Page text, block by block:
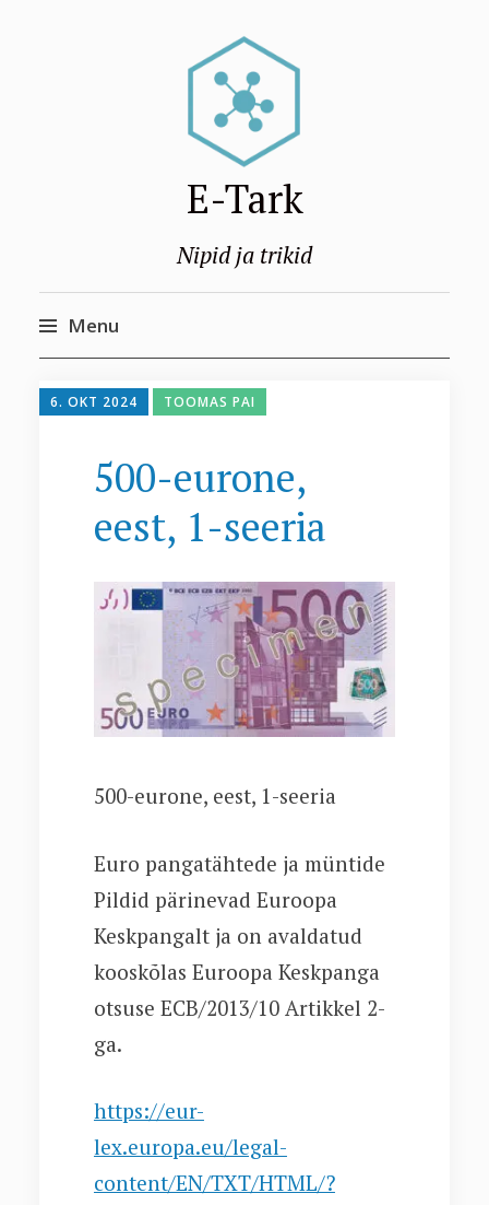
E-Tark
Nipid ja trikid
Menu
to
6. OKT 2024 TOOMAS PAI
500-eurone,
eest, 1-seeria
500-eurone, eest, 1-seeria
Euro pangatähtede ja müntide
Pildid pärinevad Euroopa
Keskpangalt ja on avaldatud
kooskõlas Euroopa Keskpanga
otsuse ECB/2013/10 Artikkel 2-
ga.
https://eur-
lex.europa.eu/legal-
content/EN/TXT/HTML/?